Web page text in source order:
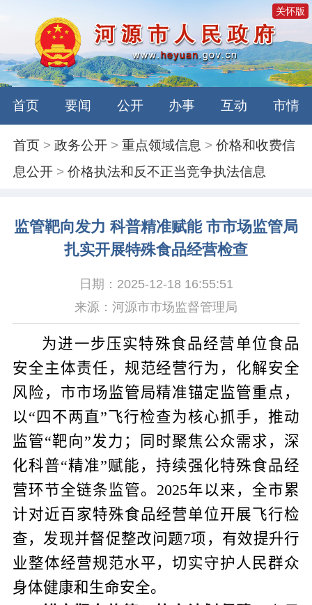
关怀版
首页 要闻 公开 办事 互动 市情
首页 >政务公开 >重点领域信息 >价格和收费信
息公开 >价格执法和反不正当竞争执法信息
监管靶向发力 科普精准赋能 市市场监管局
扎实开展特殊食品经营检查
日期：2025-12-18 16:55:51
来源：河源市市场监督管理局
为进一步压实特殊食品经营单位食品
安全主体责任，规范经营行为，化解安全
风险，市市场监管局精准锚定监管重点，
以“四不两直”飞行检查为核心抓手，推动
监管“靶向”发力；同时聚焦公众需求，深
化科普“精准”赋能，持续强化特殊食品经
营环节全链条监管。 2025年以来，全市累
计对近百家特殊食品经营单位开展飞行检
查，发现并督促整改问题7项，有效提升行
业整体经营规范水平，切实守护人民群众
身体健康和生命安全。